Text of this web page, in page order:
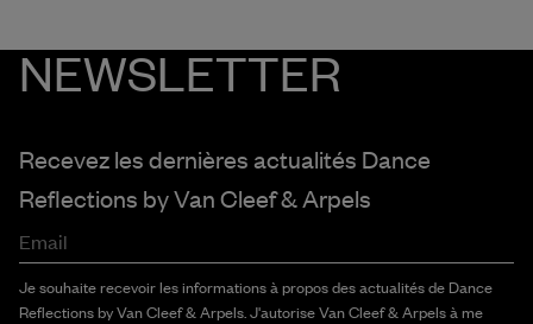
NEWSLETTER
Recevez les dernières actualités Dance
Reflections byVan Cleef & Arpels
Email
Je souhaite recevoir les informations à propos des actualités de Dance
Reflections by Van Cleef & Arpels. J'autorise Van Cleef & Arpels à me